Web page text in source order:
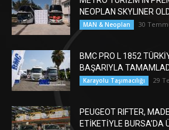
NEOPLAN SKYLINER
MAN & Neoplan 30
BMC PRO L 1852
BAŞARIYLA
Karayolu Taşımacılığı 29
PEUGEOT RIFTER,
ETİKETİYLE BURSA’DA